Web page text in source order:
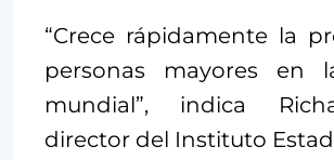
“Crece rápidamente la
personas mayores en
mundial”, indica
director del Instituto